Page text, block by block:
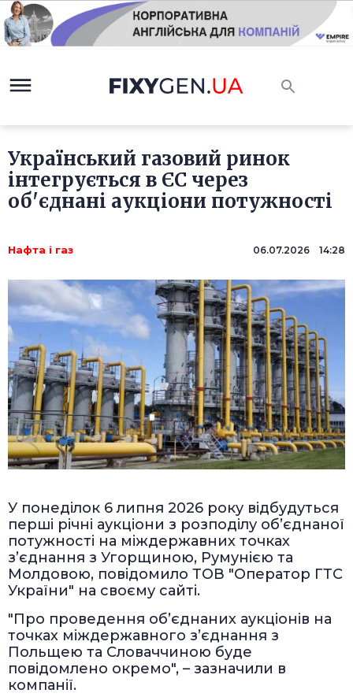
Український газовий ринок
інтегрується в ЄС через
об'єднані аукціони потужності
Нафта і газ 06.07.2026 14:28
У понеділок 6 липня 2026 року відбудуться
перші річні аукціони з розподілу об’єднаної
потужності на міждержавних точках
з’єднання з Угорщиною, Румунією та
Молдовою, повідомило ТОВ "Оператор ГТС
України" на своєму сайті.
"Про проведення об’єднаних аукціонів на
точках міждержавного з’єднання з
Польщею та Словаччиною буде
повідомлено окремо", – зазначили в
компанії.